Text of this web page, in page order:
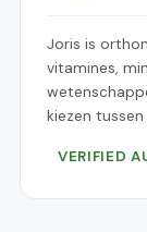
Joris is
vitamines,
kiezen
VERIFIED